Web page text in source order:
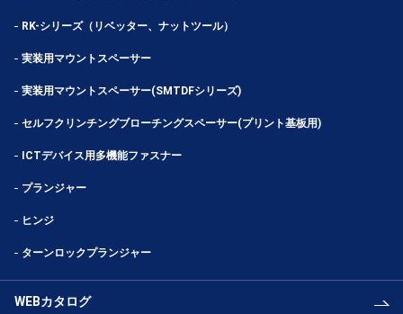
RK-シリーズ（リベッター、ナットツール）
実装用マウントスペーサー
実装用マウントスペーサー(SMTDFシリーズ)
セルフクリンチングブローチングスペーサー(プリント基板用)
ICTデバイス用多機能ファスナー
プランジャー
ヒンジ
ターンロックプランジャー
WEBカタログ